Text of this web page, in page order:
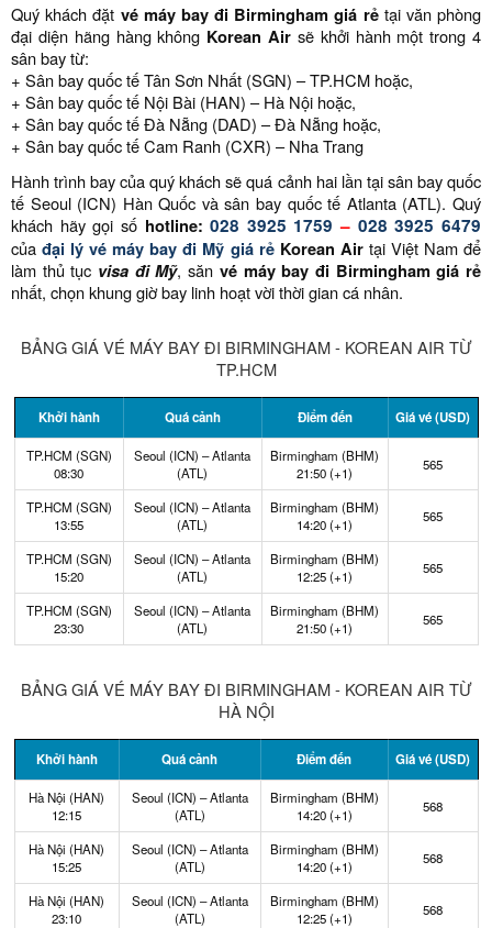
Quý khách đặt vé máy bay đi Birmingham giá rẻtại văn phòng
đại diện hãng hàng không Korean Air sẽ khởi hành một trong 4
sân bay từ:
+ Sân bay quốc tế Tân Sơn Nhất (SGN) – TP.HCM hoặc,
+ Sân bay quốc tế Nội Bài (HAN) – Hà Nội hoặc,
+ Sân bay quốc tế Đà Nẵng (DAD) – Đà Nẵng hoặc,
+ Sân bay quốc tế Cam Ranh (CXR) – Nha Trang
Hành trình bay của quý khách sẽ quá cảnh hai lần tại sân bay quốc
tế Seoul (ICN) Hàn Quốc và sân bay quốc tế Atlanta (ATL). Quý
khách hãy gọi số hotline:028 3925 1759 – 028 3925 6479
củađại lý vé máy bay đi Mỹ giá rẻ Korean Airtại Việt Nam để
làm thủ tục visa đi Mỹ, săn vé máy bay đi Birmingham giá rẻ
nhất, chọn khung giờ bay linh hoạt vời thời gian cá nhân.
BẢNG GIÁ VÉ MÁY BAY ĐI BIRMINGHAM - KOREAN AIR TỪ
TP.HCM
Khởi hành Quá cảnh Điểm đến Giá vé (USD)
TP.HCM (SGN)
08:30
Seoul (ICN) – Atlanta
(ATL)
Birmingham (BHM)
21:50 (+1)
565
TP.HCM (SGN)
13:55
Seoul (ICN) – Atlanta
(ATL)
Birmingham (BHM)
14:20 (+1)
565
TP.HCM (SGN)
15:20
Seoul (ICN) – Atlanta
(ATL)
Birmingham (BHM)
12:25 (+1)
565
TP.HCM (SGN)
23:30
Seoul (ICN) – Atlanta
(ATL)
Birmingham (BHM)
21:50 (+1)
565
BẢNG GIÁ VÉ MÁY BAY ĐI BIRMINGHAM - KOREAN AIR TỪ
HÀ NỘI
Khởi hành Quá cảnh Điểm đến Giá vé (USD)
Hà Nội (HAN)
12:15
Seoul (ICN) – Atlanta
(ATL)
Birmingham (BHM)
14:20 (+1)
568
Hà Nội (HAN)
15:25
Seoul (ICN) – Atlanta
(ATL)
Birmingham (BHM)
14:20 (+1)
568
Hà Nội (HAN)
23:10
Seoul (ICN) – Atlanta
(ATL)
Birmingham (BHM)
12:25 (+1)
568